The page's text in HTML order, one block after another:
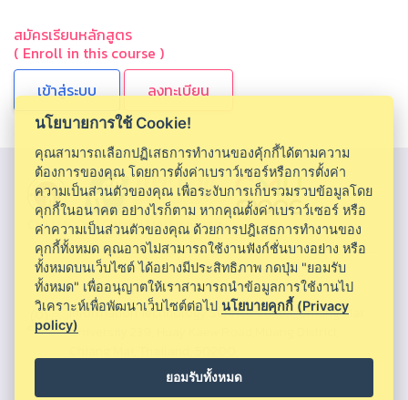
สมัครเรียนหลักสูตร
( Enroll in this course )
ลงทะเบียน
CMU MOOC |Chiang Mai University
Information Technology Service Center, Chiang Mai
University 239, Huay Kaew Road,Muang District,
นโยบายการใช้ Cookie!
คุณสามารถเลือกปฏิเสธการทำงานของคุ้กกี้ได้ตามความ
ต้องการของคุณ โดยการตั้งค่าเบราว์เซอร์หรือการตั้งค่า
ความเป็นส่วนตัวของคุณ เพื่อระงับการเก็บรวมรวบข้อมูลโดย
คุกกี้ในอนาคต อย่างไรก็ตาม หากคุณตั้งค่าเบราว์เซอร์ หรือ
ค่าความเป็นส่วนตัวของคุณ ด้วยการปฎิเสธการทำงานของ
คุกกี้ทั้งหมด คุณอาจไม่สามารถใช้งานฟังก์ชั่นบางอย่าง หรือ
ทั้งหมดบนเว็บไซต์ ได้อย่างมีประสิทธิภาพ กดปุ่ม "ยอมรับ
ทั้งหมด" เพื่ออนุญาตให้เราสามารถนำข้อมูลการใช้งานไป
วิเคราะห์เพื่อพัฒนาเว็บไซต์ต่อไปนโยบายคุกกี้ (Privacy
policy)
ยอมรับทั้งหมด